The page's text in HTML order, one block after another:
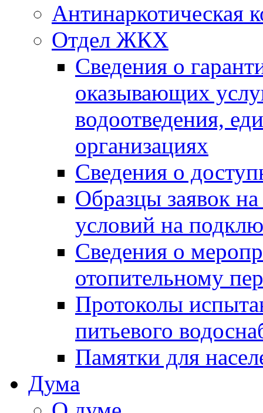
Антинаркотическая
Отдел ЖКХ
Сведения о
оказывающих
водоотведения,
организациях
Сведения о
Образцы заявок
условий на
Сведения о
отопительному
Протоколы
питьевого
Памятки для
Дума